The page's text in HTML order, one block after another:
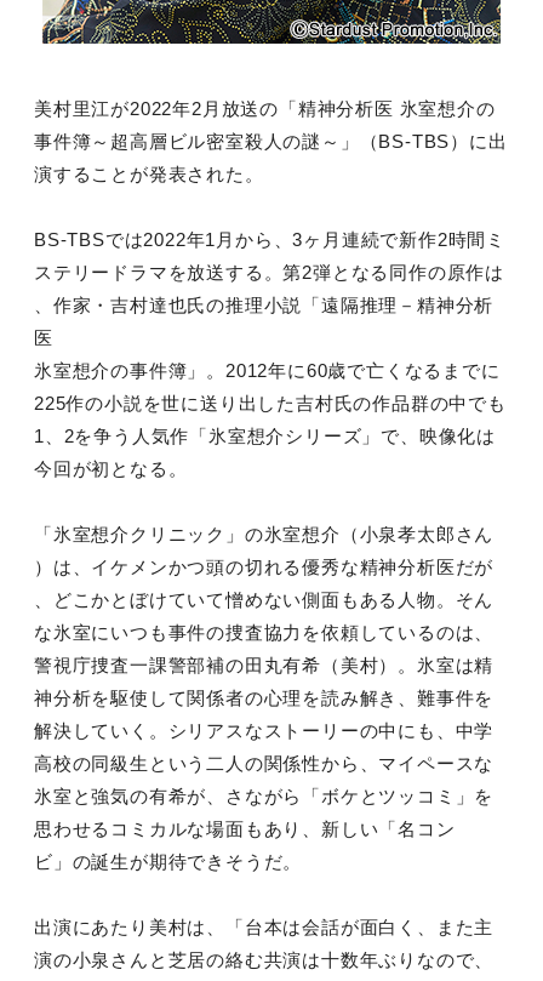
美村里江が2022年2月放送の「精神分析医 氷室想介の
事件簿～超高層ビル密室殺人の謎～」（BS-TBS）に出
演することが発表された。
BS-TBSでは2022年1月から、3ヶ月連続で新作2時間ミ
ステリードラマを放送する。第2弾となる同作の原作は
、作家・吉村達也氏の推理小説「遠隔推理－精神分析
医
氷室想介の事件簿」。2012年に60歳で亡くなるまでに
225作の小説を世に送り出した吉村氏の作品群の中でも
1、2を争う人気作「氷室想介シリーズ」で、映像化は
今回が初となる。
「氷室想介クリニック」の氷室想介（小泉孝太郎さん
）は、イケメンかつ頭の切れる優秀な精神分析医だが
、どこかとぼけていて憎めない側面もある人物。そん
な氷室にいつも事件の捜査協力を依頼しているのは、
警視庁捜査一課警部補の田丸有希（美村）。氷室は精
神分析を駆使して関係者の心理を読み解き、難事件を
解決していく。シリアスなストーリーの中にも、中学
高校の同級生という二人の関係性から、マイペースな
氷室と強気の有希が、さながら「ボケとツッコミ」を
思わせるコミカルな場面もあり、新しい「名コン
ビ」の誕生が期待できそうだ。
出演にあたり美村は、「台本は会話が面白く、また主
演の小泉さんと芝居の絡む共演は十数年ぶりなので、